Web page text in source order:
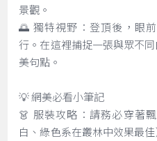
景觀。
🌅 獨特視野：登頂後，眼
行。在這裡捕捉一張與眾不
美句點。
💡 網美必看小筆記
👗 服裝攻略：請務必穿著
白、綠色系在叢林中效果最